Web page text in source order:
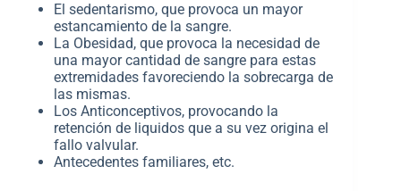
El sedentarismo, que provoca un mayor
estancamiento de la sangre.
La Obesidad, que provoca la necesidad de
una mayor cantidad de sangre para estas
extremidades favoreciendo la sobrecarga de
las mismas.
Los Anticonceptivos, provocando la
retención de liquidos que a su vez origina el
fallo valvular.
Antecedentes familiares, etc.